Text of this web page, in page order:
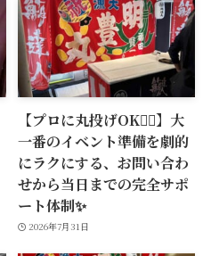
【プロに丸投げOK🙆‍♂️】大
一番のイベント準備を劇的
にラクにする、お問い合わ
せから当日までの完全サポ
ート体制✨
2026年7月31日